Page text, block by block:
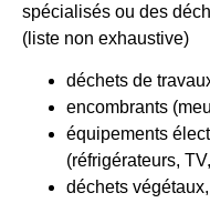
spécialisés ou des
(liste non exhaustive)
déchets de
encombrants
équipements
(réfrigérateurs,
déchets végétaux,